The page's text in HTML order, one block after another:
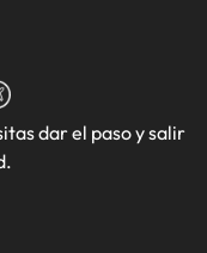
dar el paso y salir